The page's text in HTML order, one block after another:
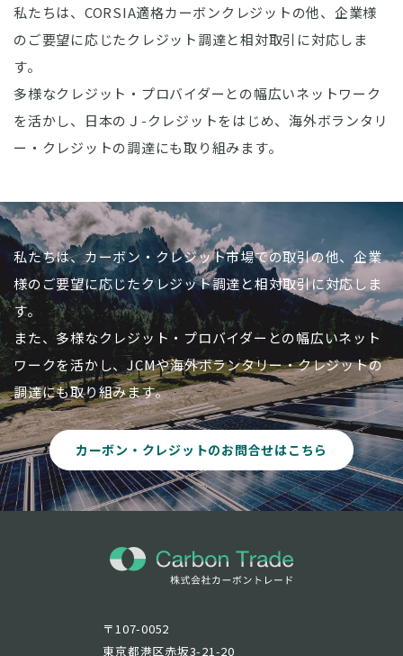
私たちは、CORSIA適格カーボンクレジットの他、企業様
のご要望に応じたクレジット調達と相対取引に対応しま
す。
多様なクレジット・プロバイダーとの幅広いネットワーク
を活かし、日本のＪ-クレジットをはじめ、海外ボランタリ
ー・クレジットの調達にも取り組みます。
私たちは、カーボン・クレジット市場での取引の他、企業
様のご要望に応じたクレジット調達と相対取引に対応しま
す。
また、多様なクレジット・プロバイダーとの幅広いネット
ワークを活かし、JCMや海外ボランタリー・クレジットの
調達にも取り組みます。
カーボン・クレジットのお問合せはこちら
〒107-0052
東京都港区赤坂3-21-20